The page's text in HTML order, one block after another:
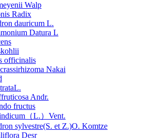
Walp
Radix
dauricum L.
Datura L
officinalis
Nakai
Andr.
fructus
（L.）Vent.
sylvestre(S. et Z.)O. Komtze
Desr